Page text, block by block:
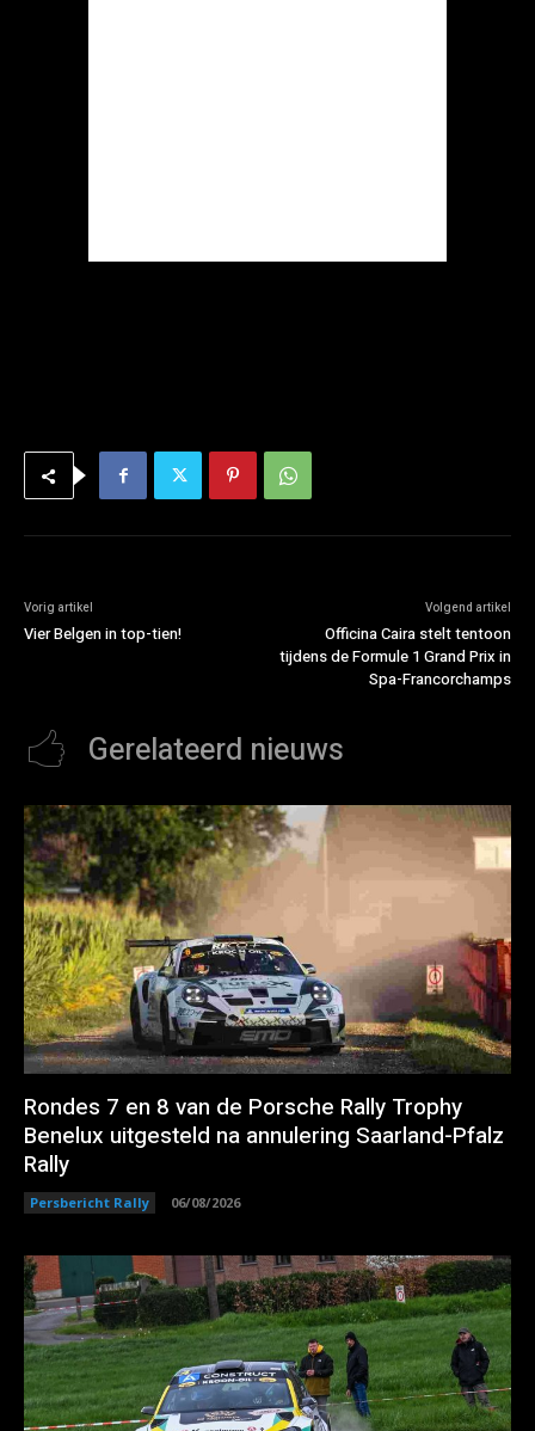
Vorig artikel
Vier Belgen in top-tien!
Volgend artikel
Officina Caira stelt tentoon
tijdens de Formule 1 Grand Prix in
Spa-Francorchamps
Gerelateerd nieuws
Rondes 7 en 8 van de Porsche Rally Trophy
Benelux uitgesteld na annulering Saarland-Pfalz
Rally
Persbericht Rally 06/08/2026